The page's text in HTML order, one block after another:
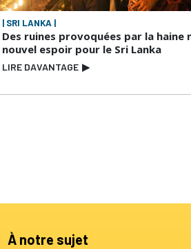
| SRI LANKA |
Des ruines provoquées par la haine
nouvel espoir pour le Sri Lanka
LIRE DAVANTAGE ▶
À notre sujet